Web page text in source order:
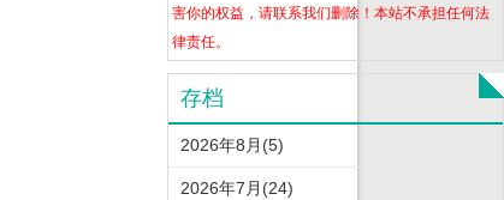
害你的权益，请联系我们删除！本站不承担任何法
律责任。
存档
2026年8月(5)
2026年7月(24)